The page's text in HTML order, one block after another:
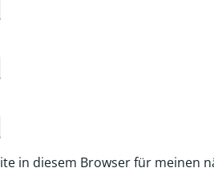
in diesem Browser für meinen